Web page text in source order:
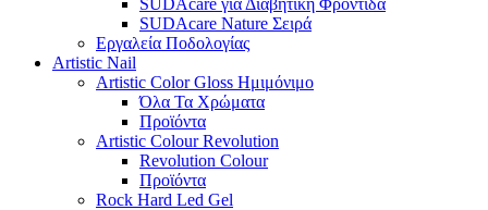
SUDAcare για Διαβητική Φροντίδα
SUDAcare Nature Σειρά
Εργαλεία Ποδολογίας
Artistic Nail
Artistic Color Gloss Ημιμόνιμο
Όλα Τα Χρώματα
Προϊόντα
Artistic Colour Revolution
Revolution Colour
Προϊόντα
Rock Hard Led Gel